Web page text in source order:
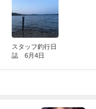
スタッフ釣行日
誌 6月4日